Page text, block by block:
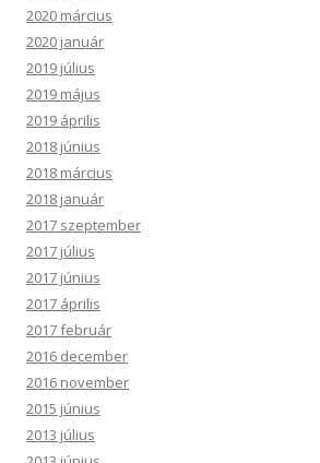
2020 március
2020 január
2019 július
2019 május
2019 április
2018 június
2018 március
2018 január
2017 szeptember
2017 július
2017 június
2017 április
2017 február
2016 december
2016 november
2015 június
2013 július